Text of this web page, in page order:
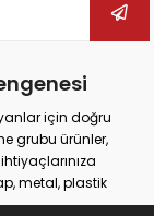
için doğru
grubu ürünler,
metal, plastik